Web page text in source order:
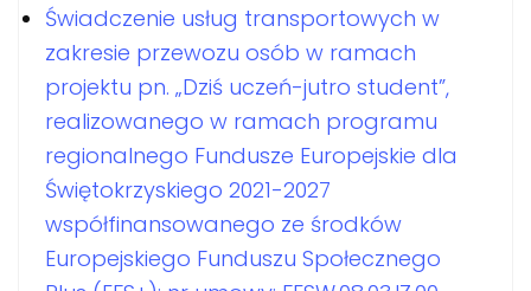
Świadczenie usług transportowych w
zakresie przewozu osób w ramach
projektu pn. „Dziś uczeń-jutro student”,
realizowanego w ramach programu
regionalnego Fundusze Europejskie dla
Świętokrzyskiego 2021-2027
współfinansowanego ze środków
Europejskiego Funduszu Społecznego